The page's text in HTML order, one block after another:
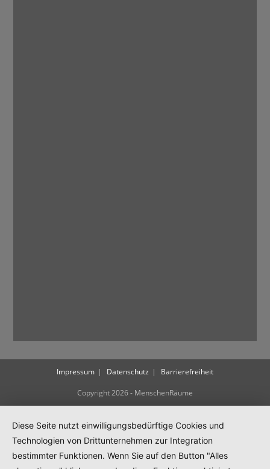
Impressum Datenschutz Barrierefreiheit
Copyright 2026 - MenschenRäume
Diese Seite nutzt einwilligungsbedürftige Cookies und
Technologien von Drittunternehmen zur Integration
bestimmter Funktionen. Wenn Sie auf den Button "Alles